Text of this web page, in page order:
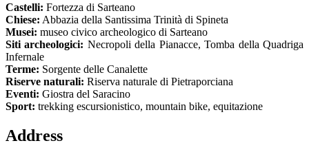
Castelli: Fortezza di Sarteano
Chiese: Abbazia della Santissima Trinità di Spineta
Musei: museo civico archeologico di Sarteano
Siti archeologici: Necropoli della Pianacce, Tomba della Quadriga
Infernale
Terme: Sorgente delle Canalette
Riserve naturali: Riserva naturale di Pietraporciana
Eventi: Giostra del Saracino
Sport: trekking escursionistico, mountain bike, equitazione
Address